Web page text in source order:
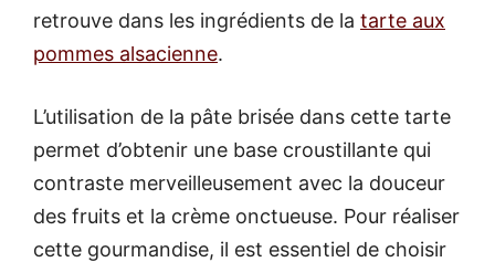
retrouve dans les ingrédients de la tarte aux
pommes alsacienne.
L’utilisation de la pâte brisée dans cette tarte
permet d’obtenir une base croustillante qui
contraste merveilleusement avec la douceur
des fruits et la crème onctueuse. Pour réaliser
cette gourmandise, il est essentiel de choisir